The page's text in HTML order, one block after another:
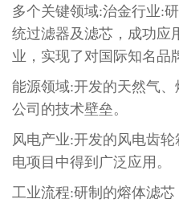
多个关键领域:治金行业:
统过滤器及滤芯，成功应
业，实现了对国际知名品
能源领域:开发的天然气
公司的技术壁垒。
风电产业:开发的风电齿
电项目中得到广泛应用。
工业流程:研制的熔体滤